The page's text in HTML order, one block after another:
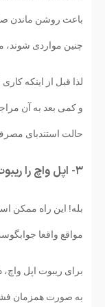
باعث روشن ماندن
چنین مواردی شوند،
لذا قبل از اینکه
و کمی بعد به آن
حالت استندبای
۳- اپل واچ را ریبوت کنید
​بله! این راه ممکن
مواقع واقعا
به صورت همزمان